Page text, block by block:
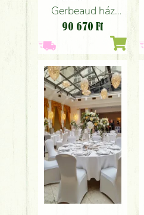
Gerbeaud ház
átrium terem
(hortenzia, rózsa,
liziantusz, liliom,
fehér, rózsaszín,
barack )
90 670 Ft